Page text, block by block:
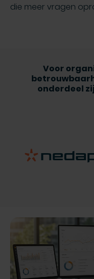
die meer vragen
Voor
onderdeel